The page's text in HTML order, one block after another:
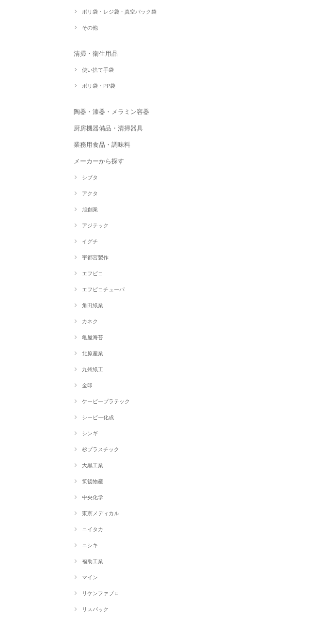
ポリ袋・レジ袋・真空パック袋
その他
清掃・衛生用品
使い捨て手袋
ポリ袋・PP袋
陶器・漆器・メラミン容器
厨房機器備品・清掃器具
業務用食品・調味料
メーカーから探す
シブタ
アクタ
旭創業
アジテック
イグチ
宇都宮製作
エフピコ
エフピコチューパ
角田紙業
カネク
亀屋海苔
北原産業
九州紙工
金印
ケーピープラテック
シーピー化成
シンギ
杉プラスチック
大黒工業
筑後物産
中央化学
東京メディカル
ニイタカ
ニシキ
福助工業
マイン
リケンファブロ
リスパック